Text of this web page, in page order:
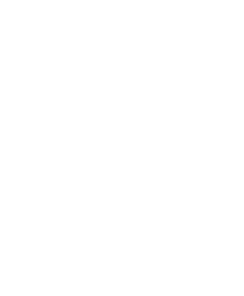
- 100 KM/H